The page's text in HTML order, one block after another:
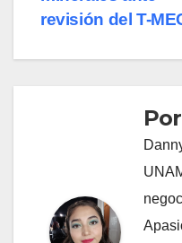
revisión del T-
Por